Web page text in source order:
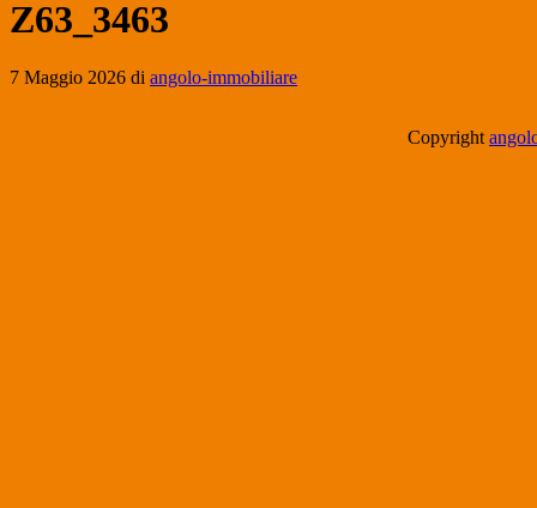
Z63_3463
7 Maggio 2026 di angolo-immobiliare
Copyright